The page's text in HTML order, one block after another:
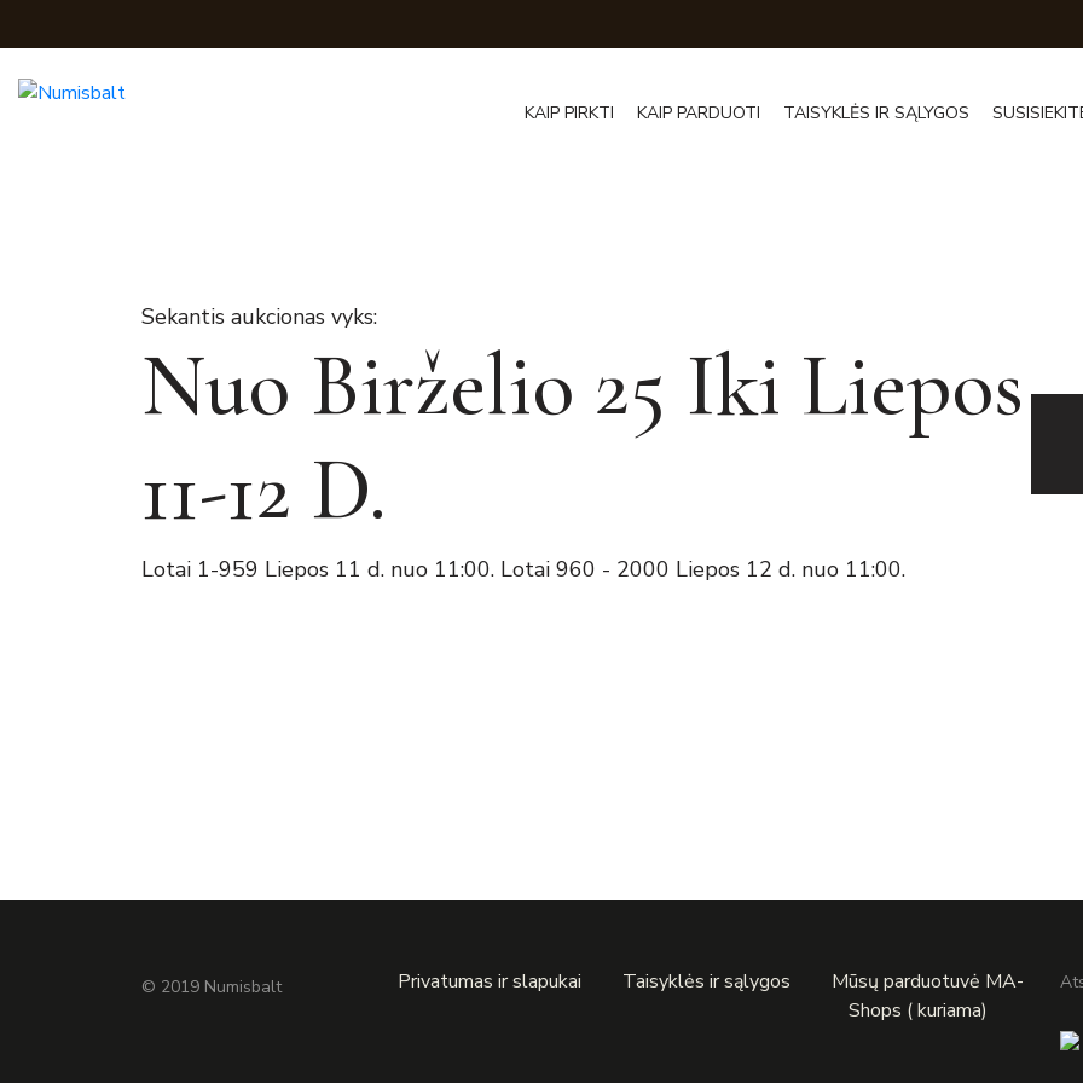
KAIP PIRKTI KAIP PARDUOTI TAISYKLĖS IR SĄLYGOS
Sekantis aukcionas vyks:
Nuo Birželio 25 Iki Liepos
11-12 D.
Lotai 1-959 Liepos 11 d. nuo 11:00. Lotai 960 - 2000 Liepos 12 d. nuo 11:00.
© 2019 Numisbalt Privatumas ir slapukai Taisyklės ir sąlygos
Mūsų parduotuvė MA-
Shops ( kuriama)